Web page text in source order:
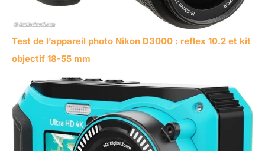
Test de l’appareil photo Nikon D3000 : reflex 10.2 et kit
objectif 18-55 mm